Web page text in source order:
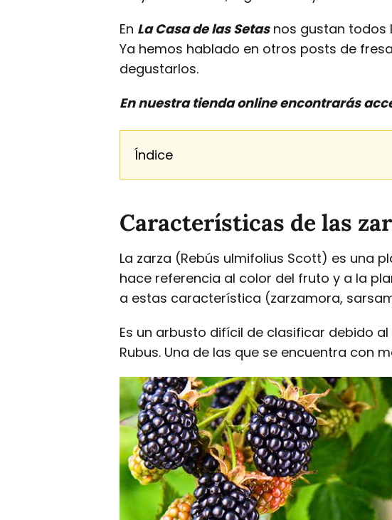
En La Casa de las Setasnos gustan todos
Ya hemos hablado en otros posts de
degustarlos.
En nuestra tienda online encontrarás
Índice
Características de las
La zarza (Rebús ulmifolius Scott) es una
hace referencia al color del fruto y a la
a estas característica (zarzamora,
Es un arbusto difícil de clasificar debido
Rubus. Una de las que se encuentra con